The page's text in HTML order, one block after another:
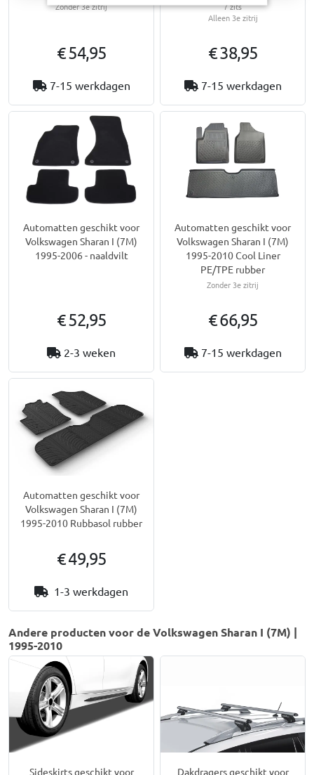
Zonder 3e zitrij
€ 54,95
7-15 werkdagen
7 zits
Alleen 3e zitrij
€ 38,95
7-15 werkdagen
Automatten geschikt voor
Volkswagen Sharan I (7M)
1995-2006 - naaldvilt
€ 52,95
2-3 weken
Automatten geschikt voor
Volkswagen Sharan I (7M)
1995-2010 Cool Liner
PE/TPE rubber
Zonder 3e zitrij
€ 66,95
7-15 werkdagen
Automatten geschikt voor
Volkswagen Sharan I (7M)
1995-2010 Rubbasol rubber
€ 49,95
1-3 werkdagen
Andere producten voor de Volkswagen Sharan I (7M) |
1995-2010
Sideskirts geschikt voor Dakdragers geschikt voor